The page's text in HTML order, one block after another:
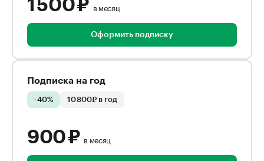
1 500 ₽ в месяц
Оформить подписку
Подписка на год
-40% 10 800₽ в год
900 ₽ в месяц